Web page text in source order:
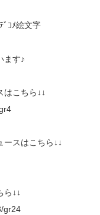
ます♪
はこちら↓↓
スはこちら↓↓
ら↓↓
gr24